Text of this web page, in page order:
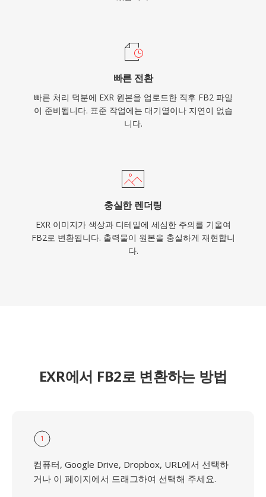
빠른 전환
빠른 처리 덕분에 EXR 원본을 업로드한 직후 FB2 파일
이 준비됩니다. 표준 작업에는 대기열이나 지연이 없습
니다.
충실한 렌더링
EXR 이미지가 색상과 디테일에 세심한 주의를 기울여
FB2로 변환됩니다. 출력물이 원본을 충실하게 재현합니
다.
EXR에서 FB2로 변환하는 방법
1
컴퓨터, Google Drive, Dropbox, URL에서 선택하
거나 이 페이지에서 드래그하여 선택해 주세요.